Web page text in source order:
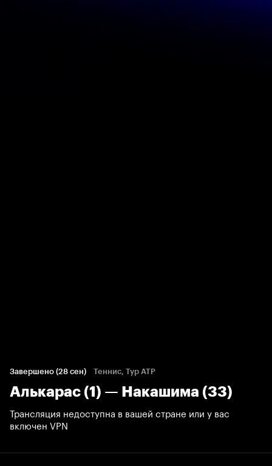
Завершено (28 сен) Теннис, Тур ATP
Алькарас (1) — Накашима (33)
Трансляция недоступна в вашей стране или у вас
включен VPN